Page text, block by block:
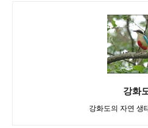
강화
강화도의 자연 생